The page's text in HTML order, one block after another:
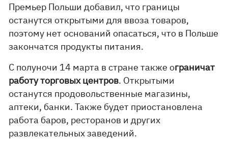
Премьер Польши добавил, что границы
останутся открытыми для ввоза товаров,
поэтому нет оснований опасаться, что в Польше
закончатся продукты питания.
С полуночи 14 марта в стране также ограничат
работу торговых центров. Открытыми
останутся продовольственные магазины,
аптеки, банки. Также будет приостановлена
работа баров, ресторанов и других
развлекательных заведений.